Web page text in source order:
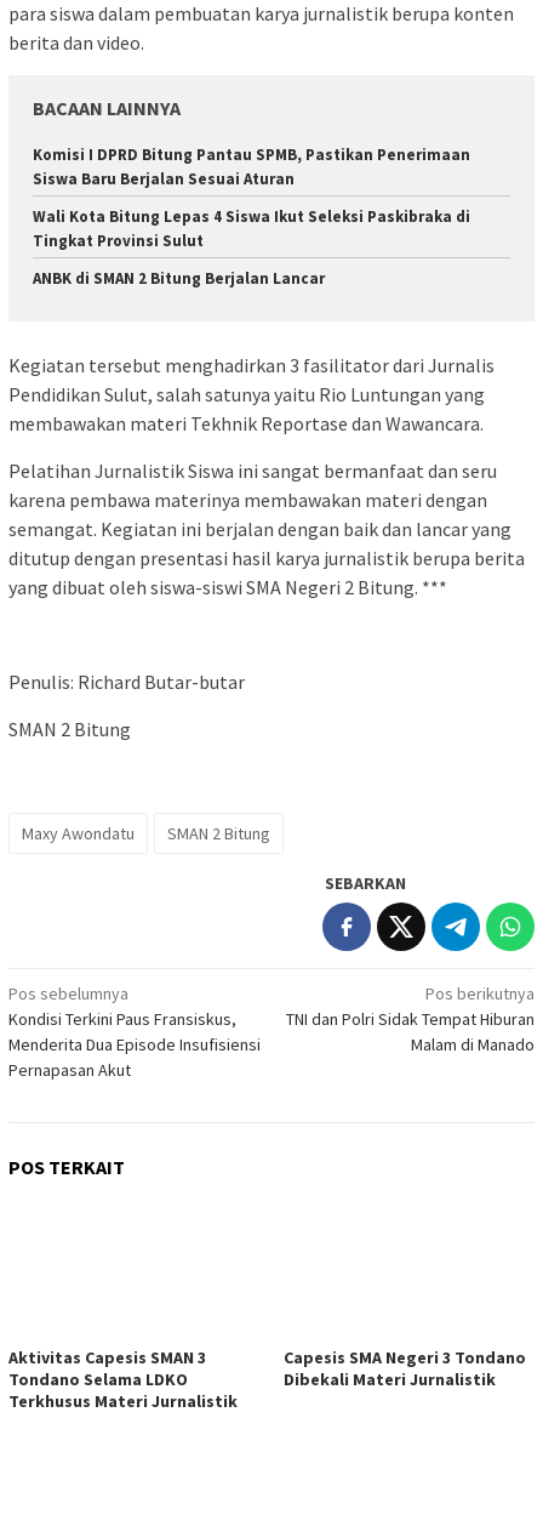
para siswa dalam pembuatan karya jurnalistik berupa konten
berita dan video.
BACAAN LAINNYA
Komisi I DPRD Bitung Pantau SPMB, Pastikan Penerimaan
Siswa Baru Berjalan Sesuai Aturan
Wali Kota Bitung Lepas 4 Siswa Ikut Seleksi Paskibraka di
Tingkat Provinsi Sulut
ANBK di SMAN 2 Bitung Berjalan Lancar
Kegiatan tersebut menghadirkan 3 fasilitator dari Jurnalis
Pendidikan Sulut, salah satunya yaitu Rio Luntungan yang
membawakan materi Tekhnik Reportase dan Wawancara.
Pelatihan Jurnalistik Siswa ini sangat bermanfaat dan seru
karena pembawa materinya membawakan materi dengan
semangat. Kegiatan ini berjalan dengan baik dan lancar yang
ditutup dengan presentasi hasil karya jurnalistik berupa berita
yang dibuat oleh siswa-siswi SMA Negeri 2 Bitung. ***
Penulis: Richard Butar-butar
SMAN 2 Bitung
Maxy Awondatu SMAN 2 Bitung
SEBARKAN
Navigasi
pos
Pos sebelumnya
Kondisi Terkini Paus Fransiskus,
Menderita Dua Episode Insufisiensi
Pernapasan Akut
Pos berikutnya
TNI dan Polri Sidak Tempat Hiburan
Malam di Manado
POS TERKAIT
Aktivitas Capesis SMAN 3
Tondano Selama LDKO
Terkhusus Materi Jurnalistik
Capesis SMA Negeri 3 Tondano
Dibekali Materi Jurnalistik